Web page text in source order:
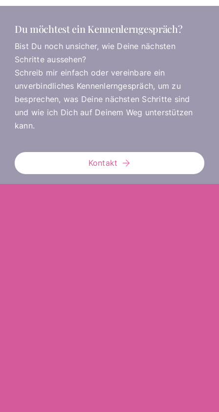
Du möchtest ein Kennenlerngespräch?
Bist Du noch unsicher, wie Deine nächsten
Schritte aussehen?
Schreib mir einfach oder vereinbare ein
unverbindliches Kennenlerngespräch, um zu
besprechen, was Deine nächsten Schritte sind
und wie ich Dich auf Deinem Weg unterstützen
kann.
Kontakt